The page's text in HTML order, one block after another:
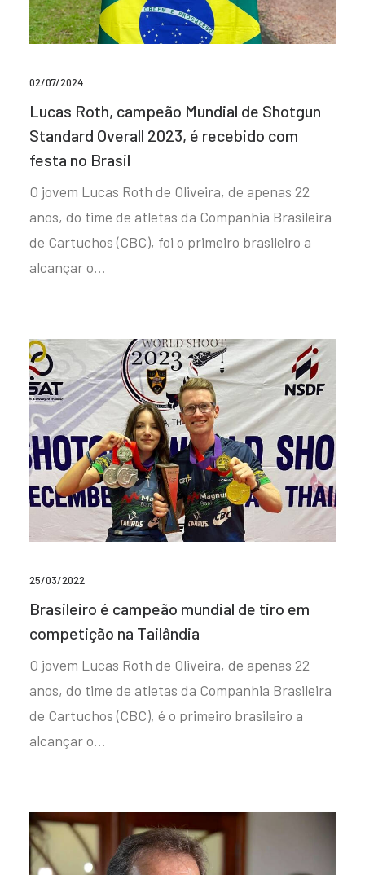
02/07/2024
Lucas Roth, campeão Mundial de Shotgun
Standard Overall 2023, é recebido com
festa no Brasil
O jovem Lucas Roth de Oliveira, de apenas 22
anos, do time de atletas da Companhia Brasileira
de Cartuchos (CBC), foi o primeiro brasileiro a
alcançar o…
25/03/2022
Brasileiro é campeão mundial de tiro em
competição na Tailândia
O jovem Lucas Roth de Oliveira, de apenas 22
anos, do time de atletas da Companhia Brasileira
de Cartuchos (CBC), é o primeiro brasileiro a
alcançar o…